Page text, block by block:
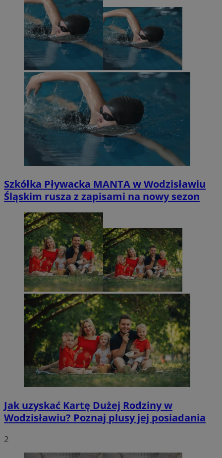
Szkółka Pływacka MANTA w Wodzisławiu
Śląskim rusza z zapisami na nowy sezon
Jak uzyskać Kartę Dużej Rodziny w
Wodzisławiu? Poznaj plusy jej posiadania
2